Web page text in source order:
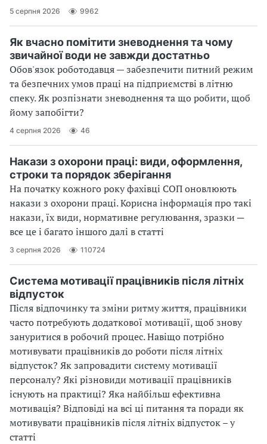
5 серпня 2026 9962
Як вчасно помітити зневоднення та чому
звичайної води не завжди достатньо
Обов'язок роботодавця — забезпечити питний режим
та безпечних умов праці на підприємстві в літню
спеку. Як розпізнати зневоднення та що робити, щоб
йому запобігти?
4 серпня 2026 46
Накази з охорони праці: види, оформлення,
строки та порядок зберігання
На початку кожного року фахівці СОП оновлюють
накази з охорони праці. Корисна інформація про такі
накази, їх види, нормативне регулювання, зразки ─
все це і багато іншого далі в статті
3 серпня 2026 110724
Система мотивації працівників після літніх
відпусток
Після відпочинку та зміни ритму життя, працівники
часто потребують додаткової мотивації, щоб знову
зануритися в робочий процес. Навіщо потрібно
мотивувати працівників до роботи після літніх
відпусток? Як запровадити систему мотивації
персоналу? Які різновиди мотивації працівників
існують на практиці? Яка найбільш ефективна
мотивація? Відповіді на всі ці питання та поради як
мотивувати працівників після літніх відпусток – у
статті